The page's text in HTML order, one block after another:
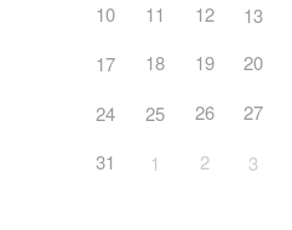
10
11 12 13
17
18 19 20
24
25 26 27
31
1 2 3